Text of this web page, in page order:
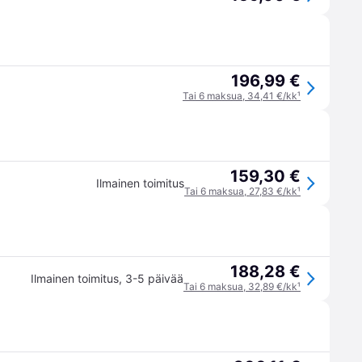
196,99 €
Tai 6 maksua, 34,41 €/kk¹
Ilmainen toimitus 159,30 €
Tai 6 maksua, 27,83 €/kk¹
Ilmainen toimitus, 3-5 päivää 188,28 €
Tai 6 maksua, 32,89 €/kk¹